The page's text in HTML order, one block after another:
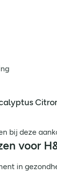
bij deze
voor
in